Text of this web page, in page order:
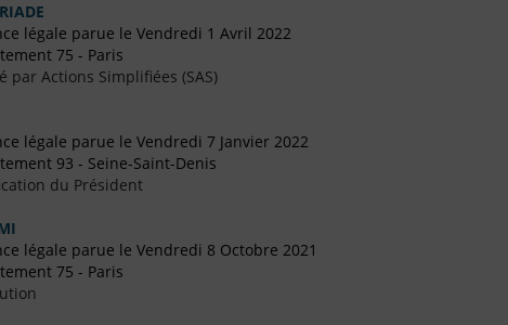
légale parue le Vendredi 1 Avril 2022
75 - Paris
par Actions Simplifiées (SAS)
légale parue le Vendredi 7 Janvier 2022
93 - Seine-Saint-Denis
du Président
légale parue le Vendredi 8 Octobre 2021
75 - Paris